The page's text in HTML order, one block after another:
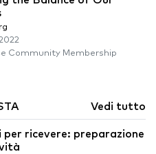
Community Membership
Vedi tutto
per ricevere: preparazione